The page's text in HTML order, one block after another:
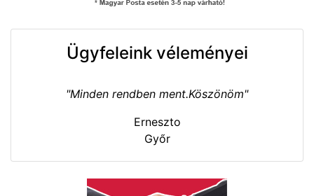
Ügyfeleink véleményei
"Minden rendben ment.Köszönöm"
Erneszto
Győr